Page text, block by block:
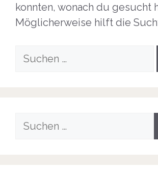
konnten, wonach du gesucht
Möglicherweise hilft die
Suche
Suche